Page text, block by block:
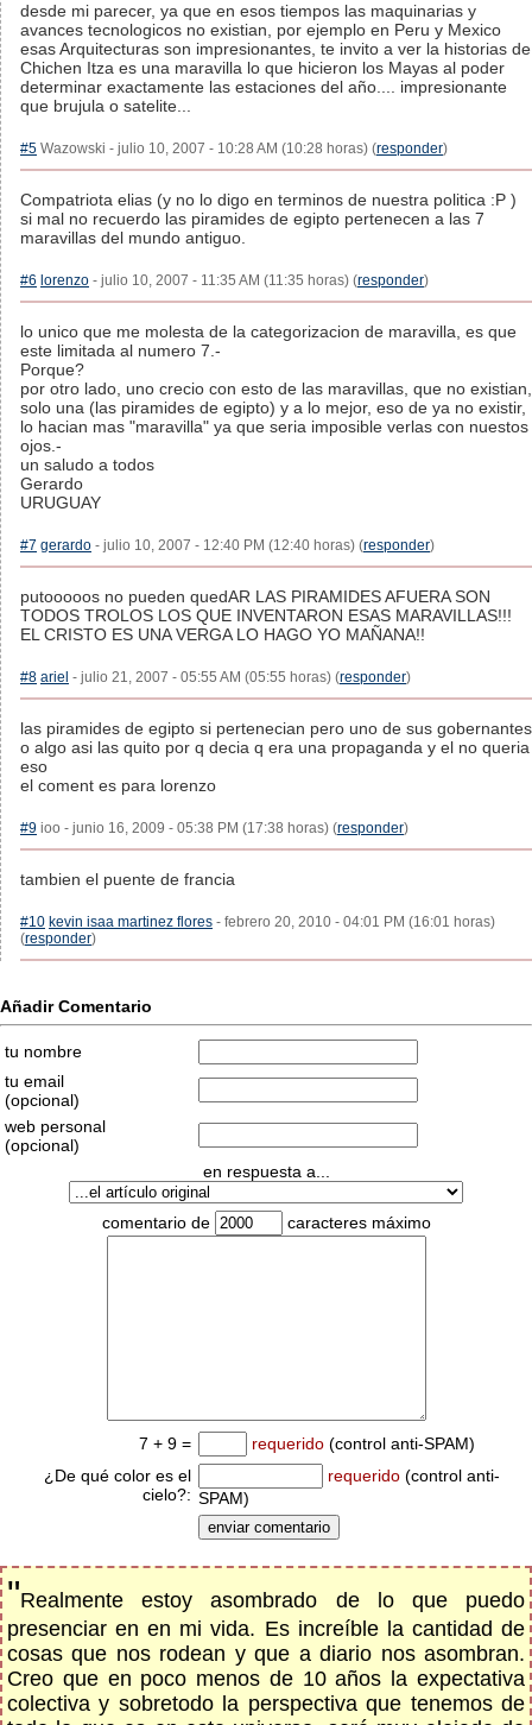
desde mi parecer, ya que en esos tiempos las maquinarias y
avances tecnologicos no existian, por ejemplo en Peru y Mexico
esas Arquitecturas son impresionantes, te invito a ver la historias de
Chichen Itza es una maravilla lo que hicieron los Mayas al poder
determinar exactamente las estaciones del año.... impresionante
que brujula o satelite...
#5 Wazowski - julio 10, 2007 - 10:28 AM (10:28 horas) (responder)
Compatriota elias (y no lo digo en terminos de nuestra politica :P )
si mal no recuerdo las piramides de egipto pertenecen a las 7
maravillas del mundo antiguo.
#6 lorenzo - julio 10, 2007 - 11:35 AM (11:35 horas) (responder)
lo unico que me molesta de la categorizacion de maravilla, es que
este limitada al numero 7.-
Porque?
por otro lado, uno crecio con esto de las maravillas, que no existian,
solo una (las piramides de egipto) y a lo mejor, eso de ya no existir,
lo hacian mas "maravilla" ya que seria imposible verlas con nuestos
ojos.-
un saludo a todos
Gerardo
URUGUAY
#7 gerardo - julio 10, 2007 - 12:40 PM (12:40 horas) (responder)
putooooos no pueden quedAR LAS PIRAMIDES AFUERA SON
TODOS TROLOS LOS QUE INVENTARON ESAS MARAVILLAS!!!
EL CRISTO ES UNA VERGA LO HAGO YO MAÑANA!!
#8 ariel - julio 21, 2007 - 05:55 AM (05:55 horas) (responder)
las piramides de egipto si pertenecian pero uno de sus gobernantes
o algo asi las quito por q decia q era una propaganda y el no queria
eso
el coment es para lorenzo
#9 ioo - junio 16, 2009 - 05:38 PM (17:38 horas) (responder)
tambien el puente de francia
#10 kevin isaa martinez flores - febrero 20, 2010 - 04:01 PM (16:01 horas)
(responder)
Añadir Comentario
tu nombre
tu email
(opcional)
web personal
(opcional)
en respuesta a...
comentario de caracteres máximo
7 + 9 = requerido (control anti-SPAM)
¿De qué color es el
cielo?:
requerido (control anti-
SPAM)
"Realmente estoy asombrado de lo que puedo
presenciar en en mi vida. Es increíble la cantidad de
cosas que nos rodean y que a diario nos asombran.
Creo que en poco menos de 10 años la expectativa
colectiva y sobretodo la perspectiva que tenemos de